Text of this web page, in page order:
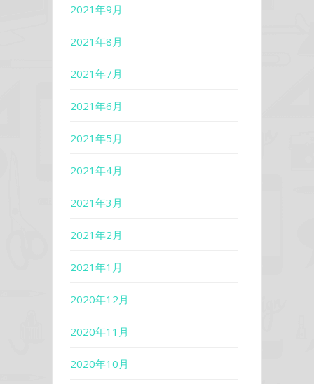
2021年9月
2021年8月
2021年7月
2021年6月
2021年5月
2021年4月
2021年3月
2021年2月
2021年1月
2020年12月
2020年11月
2020年10月